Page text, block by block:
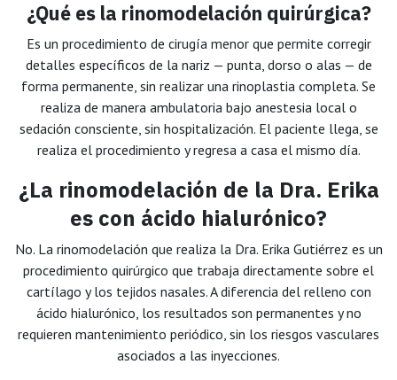
¿Qué es la rinomodelación quirúrgica?
Es un procedimiento de cirugía menor que permite corregir
detalles específicos de la nariz — punta, dorso o alas — de
forma permanente, sin realizar una rinoplastia completa. Se
realiza de manera ambulatoria bajo anestesia local o
sedación consciente, sin hospitalización. El paciente llega, se
realiza el procedimiento y regresa a casa el mismo día.
¿La rinomodelación de la Dra. Erika
es con ácido hialurónico?
No. La rinomodelación que realiza la Dra. Erika Gutiérrez es un
procedimiento quirúrgico que trabaja directamente sobre el
cartílago y los tejidos nasales. A diferencia del relleno con
ácido hialurónico, los resultados son permanentes y no
requieren mantenimiento periódico, sin los riesgos vasculares
asociados a las inyecciones.